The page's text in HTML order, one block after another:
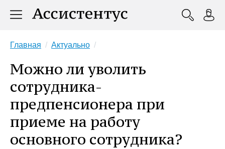
Главная Актуально
Можно ли уволить
сотрудника-
предпенсионера при
приеме на работу
основного сотрудника?